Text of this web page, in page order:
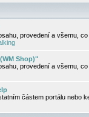
provedení a všemu,
Shop)"
provedení a všemu,
částem portálu nebo